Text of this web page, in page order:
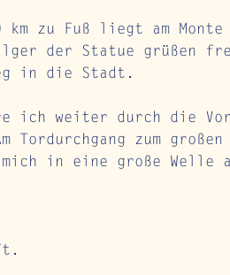
km zu Fuß liegt am
der Statue grüßen
in die Stadt.
ich weiter durch die
Tordurchgang zum
in eine große Welle